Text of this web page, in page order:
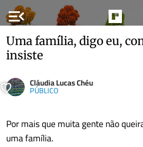
menu_open
Uma família, digo eu,
insiste
Cláudia Lucas Chéu
PÚBLICO
Por mais que muita gente não
uma família.